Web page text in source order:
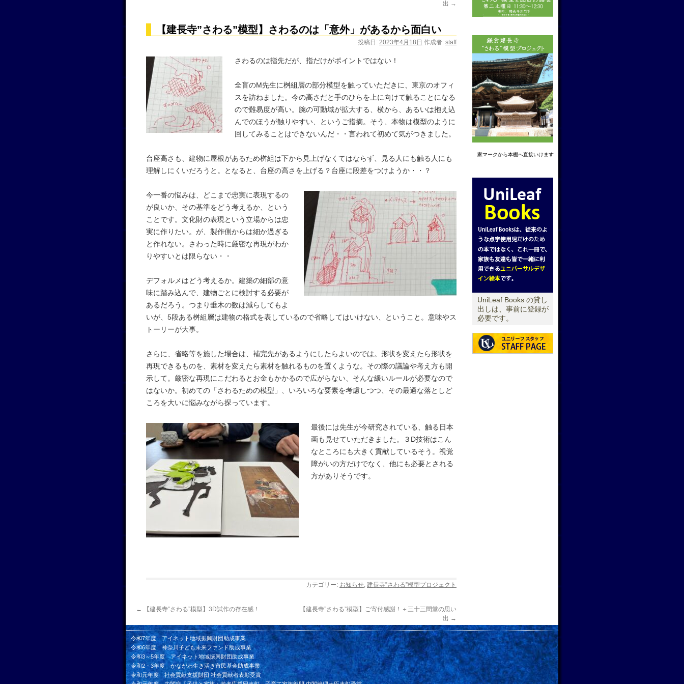
出 →
【建長寺”さわる”模型】さわるのは「意外」があるから面白い
投稿日: 2023年4月18日 作成者: staff
さわるのは指先だが、指だけがポイントではない！
全盲のM先生に桝組層の部分模型を触っていただきに、東京のオフィ
スを訪ねました。今の高さだと手のひらを上に向けて触ることになる
ので難易度が高い。腕の可動域が拡大する、横から、あるいは抱え込
んでのほうが触りやすい、というご指摘。そう、本物は模型のように
回してみることはできないんだ・・言われて初めて気がつきました。
台座高さも、建物に屋根があるため桝組は下から見上げなくてはならず、見る人にも触る人にも
理解しにくいだろうと。となると、台座の高さを上げる？台座に段差をつけようか・・？
今一番の悩みは、どこまで忠実に表現するの
が良いか、その基準をどう考えるか、という
ことです。文化財の表現という立場からは忠
実に作りたい。が、製作側からは細か過ぎる
と作れない。さわった時に厳密な再現がわか
りやすいとは限らない・・
デフォルメはどう考えるか。建築の細部の意
味に踏み込んで、建物ごとに検討する必要が
あるだろう。つまり垂木の数は減らしてもよ
いが、5段ある桝組層は建物の格式を表しているので省略してはいけない、ということ。意味やス
トーリーが大事。
さらに、省略等を施した場合は、補完先があるようにしたらよいのでは。形状を変えたら形状を
再現できるものを、素材を変えたら素材を触れるものを置くような。その際の議論や考え方も開
示して。厳密な再現にこだわるとお金もかかるので広がらない、そんな緩いルールが必要なので
はないか。初めての「さわるための模型」、いろいろな要素を考慮しつつ、その最適な落としど
ころを大いに悩みながら探っています。
最後には先生が今研究されている、触る日本
画も見せていただきました。３D技術はこん
なところにも大きく貢献しているそう。視覚
障がいの方だけでなく、他にも必要とされる
方がありそうです。
カテゴリー: お知らせ, 建長寺”さわる”模型プロジェクト
← 【建長寺”さわる”模型】3D試作の存在感！
【建長寺”さわる”模型】ご寄付感謝！＋三十三間堂の思い
出 →
家マークから本棚へ直接いけます
UniLeaf Books の貸し
出しは、事前に登録が
必要です。
令和7年度 アイネット地域振興財団助成事業
令和6年度 神奈川子ども未来ファンド助成事業
令和3～5年度 アイネット地域振興財団助成事業
令和2・3年度 かながわ生き活き市民基金助成事業
令和元年度 社会貢献支援財団 社会貢献者表彰受賞